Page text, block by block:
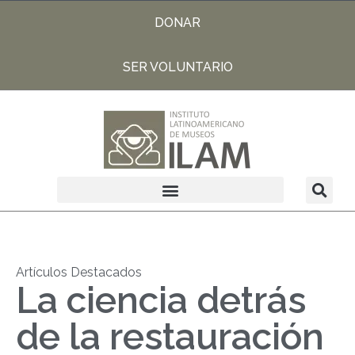
DONAR
SER VOLUNTARIO
Artículos Destacados
La ciencia detrás
de la restauración